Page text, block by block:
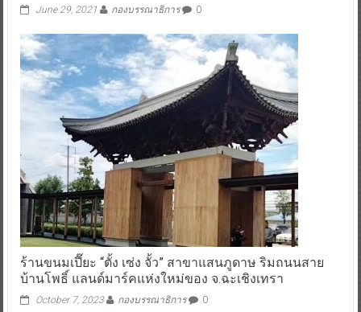
June 29, 2021 กองบรรณาธิการ 0
ร้านขนมเปี๊ยะ “ตั้ง เซ่ง จั้ว” สาขาแสนภูดาษ ริมถนนสาย
บ้านโพธิ์ แลนด์มาร์คแห่งใหม่ของ จ.ฉะเชิงเทรา
October 7, 2023 กองบรรณาธิการ 0